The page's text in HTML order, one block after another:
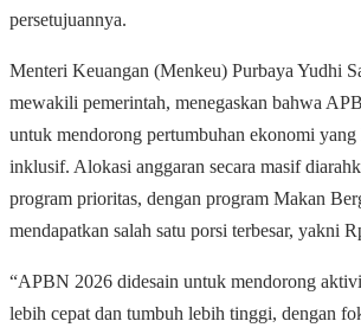
persetujuannya.
Menteri Keuangan (Menkeu) Purbaya Yudhi
mewakili pemerintah, menegaskan bahwa
untuk mendorong pertumbuhan ekonomi yang
inklusif. Alokasi anggaran secara masif
program prioritas, dengan program Makan
mendapatkan salah satu porsi terbesar, yakni
“APBN 2026 didesain untuk mendorong
lebih cepat dan tumbuh lebih tinggi, dengan